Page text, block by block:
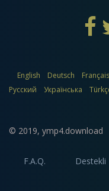
English Deutsch Français
Русский
Українська
© 2019, ymp4.download
F.A.Q. Destekli